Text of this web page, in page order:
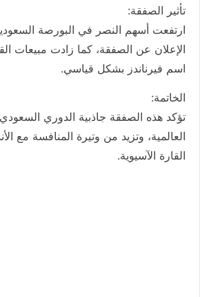
تأثير الصفقة:
الإعلان عن الصفقة، كما زادت مبيعات
اسم فيرناندز بشكل قياسي.
الخاتمة:
تؤكد هذه الصفقة جاذبية الدوري السعودي
العالمية، وتزيد من وتيرة المنافسة مع
القارة الآسيوية.